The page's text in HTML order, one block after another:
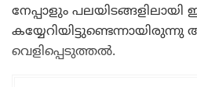
നേപ്പാളും പലയിടങ്ങളിലായി
കയ്യേറിയിട്ടുണ്ടെന്നായിരുന്നു
വെളിപ്പെടുത്തൽ.